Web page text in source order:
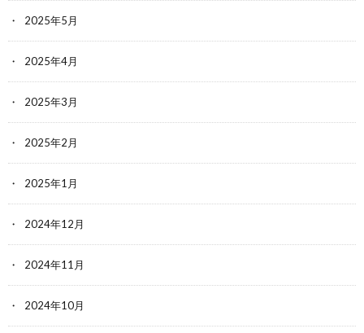
2025年5月
2025年4月
2025年3月
2025年2月
2025年1月
2024年12月
2024年11月
2024年10月